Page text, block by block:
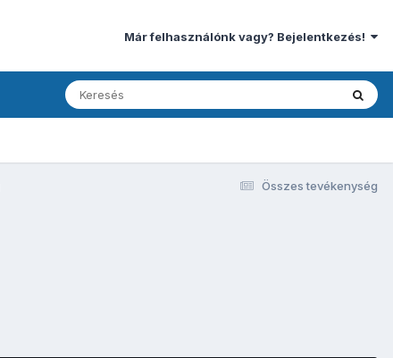
Már felhasználónk vagy? Bejelentkezés!
Összes tevékenység